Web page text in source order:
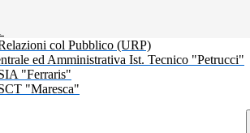
col Pubblico (URP)
ed Amministrativa Ist. Tecnico "Petrucci"
"Ferraris"
"Maresca"